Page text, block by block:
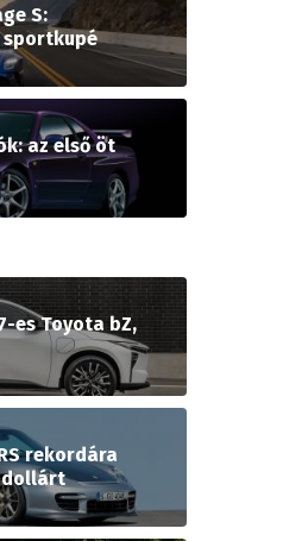
S:
az első öt
es Toyota bZ,
rekordára
dollárt